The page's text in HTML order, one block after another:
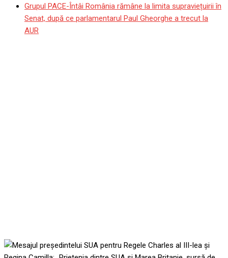
Grupul PACE-Întâi România rămâne la limita supraviețuirii în
Senat, după ce parlamentarul Paul Gheorghe a trecut la
AUR